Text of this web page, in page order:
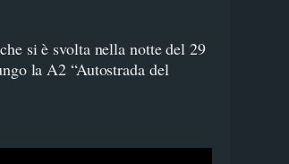
si è svolta nella notte del 29
la A2 “Autostrada del